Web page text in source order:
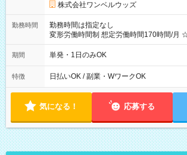
株式会社ワンベルウッズ
勤務時間
勤務時間は指定なし
変形労働時間制 想定労働時間170時間/月 ☆シフト例 ＊8/15～
10/26 全日共通 08：00～12：00 17：00
～9/19のみ下記シフトもあります！ 12：00～
00
期間 単発・1日のみOK
特徴 日払いOK / 副業・WワークOK
気になる！ 応募する